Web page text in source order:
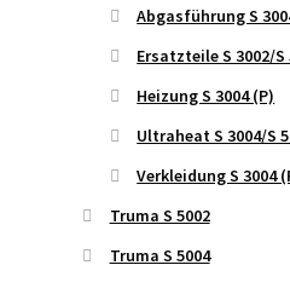
Abgasführung S
Ersatzteile S 3002/
Heizung S 3004 (P)
Ultraheat S 3004/S
Verkleidung S 3004
Truma S 5002
Truma S 5004